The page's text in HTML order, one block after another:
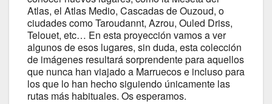
Atlas, el Atlas Medio, Cascadas de Ouzoud, o
ciudades como Taroudannt, Azrou, Ouled Driss,
Telouet, etc… En esta proyección vamos a ver
algunos de esos lugares, sin duda, esta colección
de imágenes resultará sorprendente para aquellos
que nunca han viajado a Marruecos e incluso para
los que lo han hecho siguiendo únicamente las
rutas más habituales. Os esperamos.